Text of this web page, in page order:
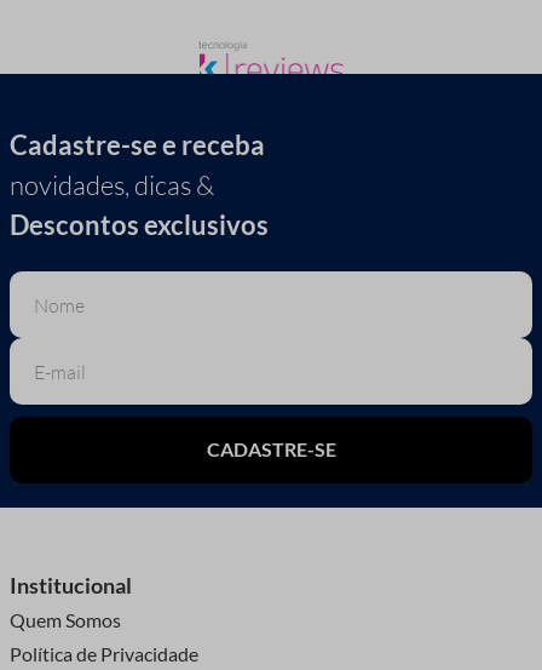
Cadastre-se e receba
novidades, dicas &
Descontos exclusivos
CADASTRE-SE
Institucional
Quem Somos
Política de Privacidade